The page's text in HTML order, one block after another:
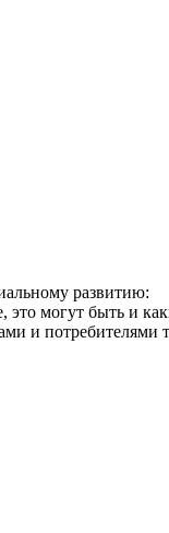
развитию:
могут быть и
и потребителями